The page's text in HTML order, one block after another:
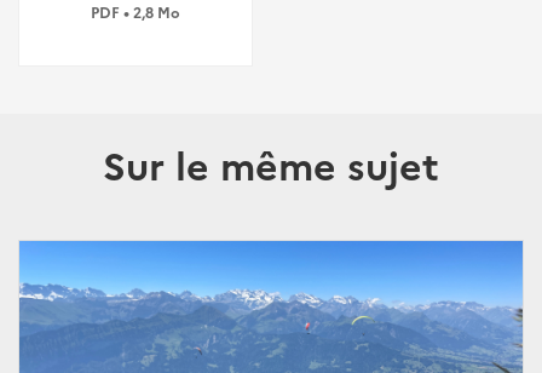
PDF • 2,8 Mo
Sur le même sujet